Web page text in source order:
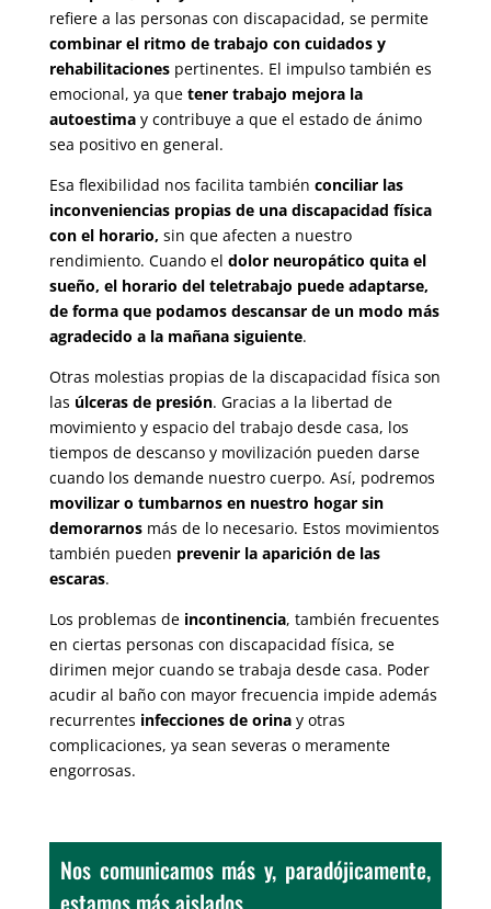
refiere a las personas con discapacidad, se permite
combinar el ritmo de trabajo con cuidados y
rehabilitaciones pertinentes. El impulso también es
emocional, ya que tener trabajo mejora la
autoestima y contribuye a que el estado de ánimo
sea positivo en general.
Esa flexibilidad nos facilita también conciliar las
inconveniencias propias de una discapacidad física
con el horario, sin que afecten a nuestro
rendimiento. Cuando el dolor neuropático quita el
sueño, el horario del teletrabajo puede adaptarse,
de forma que podamos descansar de un modo más
agradecido a la mañana siguiente.
Otras molestias propias de la discapacidad física son
las úlceras de presión. Gracias a la libertad de
movimiento y espacio del trabajo desde casa, los
tiempos de descanso y movilización pueden darse
cuando los demande nuestro cuerpo. Así, podremos
movilizar o tumbarnos en nuestro hogar sin
demorarnos más de lo necesario. Estos movimientos
también pueden prevenir la aparición de las
escaras.
Los problemas de incontinencia, también frecuentes
en ciertas personas con discapacidad física, se
dirimen mejor cuando se trabaja desde casa. Poder
acudir al baño con mayor frecuencia impide además
recurrentes infecciones de orina y otras
complicaciones, ya sean severas o meramente
engorrosas.
Nos comunicamos más y, paradójicamente,
estamos más aislados